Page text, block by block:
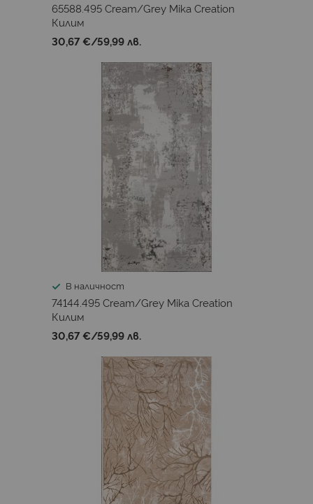
65588.495 Cream/Grey Mika Creation
Килим
30,67 €/59,99 лв.
В наличност
74144.495 Cream/Grey Mika Creation
Килим
30,67 €/59,99 лв.